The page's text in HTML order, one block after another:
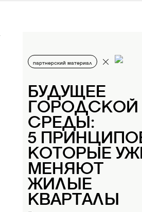
партнерский материал
БУДУЩЕЕ
ГОРОДСКОЙ
СРЕДЫ:
5
КОТОРЫЕ
МЕНЯЮТ
ЖИЛЫЕ
КВАРТАЛЫ